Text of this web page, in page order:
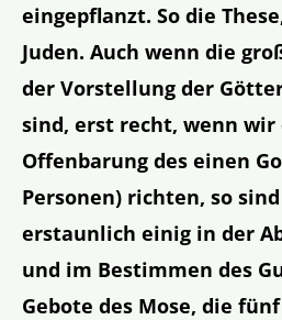
eingepflanzt. So die
Juden. Auch wenn die
der Vorstellung der
sind, erst recht, wenn wir
Offenbarung des einen
Personen) richten, so
erstaunlich einig in der
und im Bestimmen des
Gebote des Mose, die